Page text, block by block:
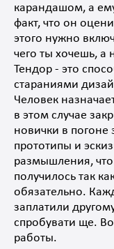
карандашом, а
факт, что он
этого нужно
чего ты хочешь, а
Тендор - это
стараниями
Человек
в этом случае
новички в погоне
прототипы и
размышления, что
получилось так
обязательно.
заплатили
спробувати ще.
работы.